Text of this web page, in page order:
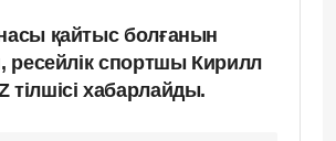
қайтыс болғанын
ресейлік спортшы Кирилл
хабарлайды.